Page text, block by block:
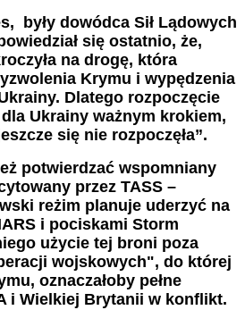
były dowódca Sił Lądowych
się ostatnio, że,
na drogę, która
Krymu i wypędzenia
Dlatego rozpoczęcie
Ukrainy ważnym krokiem,
się nie rozpoczęła”.
potwierdzać wspomniany
przez TASS –
reżim planuje uderzyć na
i pociskami Storm
użycie tej broni poza
wojskowych", do której
oznaczałoby pełne
i Wielkiej Brytanii w konflikt.